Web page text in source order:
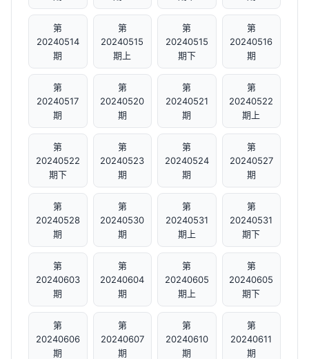
第
20240514
期
第
20240515
期上
第
20240515
期下
第
20240516
期
第
20240517
期
第
20240520
期
第
20240521
期
第
20240522
期上
第
20240522
期下
第
20240523
期
第
20240524
期
第
20240527
期
第
20240528
期
第
20240530
期
第
20240531
期上
第
20240531
期下
第
20240603
期
第
20240604
期
第
20240605
期上
第
20240605
期下
第
20240606
期
第
20240607
期
第
20240610
期
第
20240611
期